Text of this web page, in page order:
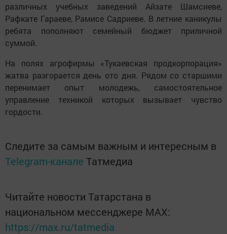
различных учебных заведений Айзате Шамсиеве,
Рафкате Гараеве, Рамисе Садриеве. В летние каникулы
ребята пополняют семейный бюджет приличной
суммой.
На полях агрофирмы «Тукаевская продкорпорация»
жатва разгорается день ото дня. Рядом со старшими
перенимает опыт молодежь, самостоятельное
управление техникой которых вызывает чувство
гордости.
Следите за самым важным и интересным в
Telegram-канале Татмедиа
Читайте новости Татарстана в
национальном мессенджере MАХ:
https://max.ru/tatmedia